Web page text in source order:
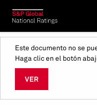
Este documento no se
Haga clic en el botón
VER